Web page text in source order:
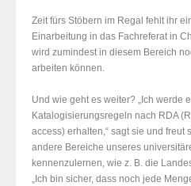
Zeit fürs Stöbern im Regal fehlt ihr
Einarbeitung in das Fachreferat in
wird zumindest in diesem Bereich
arbeiten können.
Und wie geht es weiter? „Ich werde
Katalogisierungsregeln nach RDA
access) erhalten,“ sagt sie und freut
andere Bereiche unseres
kennenzulernen, wie z. B. die
„Ich bin sicher, dass noch jede